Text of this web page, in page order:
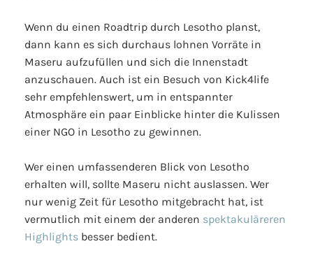
Wenn du einen Roadtrip durch Lesotho planst,
dann kann es sich durchaus lohnen Vorräte in
Maseru aufzufüllen und sich die Innenstadt
anzuschauen. Auch ist ein Besuch von Kick4life
sehr empfehlenswert, um in entspannter
Atmosphäre ein paar Einblicke hinter die Kulissen
einer NGO in Lesotho zu gewinnen.
Wer einen umfassenderen Blick von Lesotho
erhalten will, sollte Maseru nicht auslassen. Wer
nur wenig Zeit für Lesotho mitgebracht hat, ist
vermutlich mit einem der anderen spektakuläreren
Highlights besser bedient.